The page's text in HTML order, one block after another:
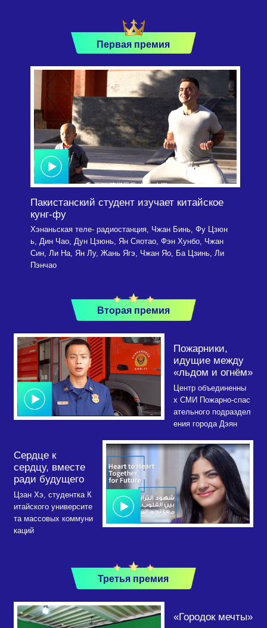
Первая премия
Пакистанский студент изучает китайское
кунг-фу
Хэнаньская теле- радиостанция, Чжан Бинь, Фу Цзюн
ь, Дин Чао, Дун Цзюнь, Ян Сяотао, Фэн Хунбо, Чжан
Син, Ли На, Ян Лу, Жань Ягэ, Чжан Яо, Ба Цзинь, Ли
Пэнчао
Вторая премия
Пожарники,
идущие между
«льдом и огнём»
Центр объединенны
х СМИ Пожарно-спас
ательного подраздел
ения города Дэян
Сердце к
сердцу, вместе
ради будущего
Цзан Хэ, студентка К
итайского университе
та массовых коммуни
каций
Третья премия
«Городок мечты»